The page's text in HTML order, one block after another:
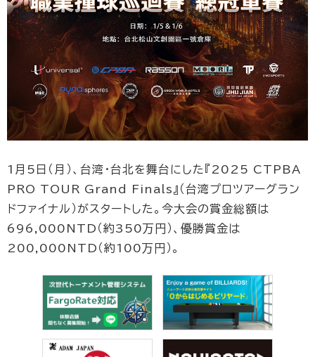
1月5日（月）、台湾・台北を舞台にした『2025 CTPBA
PRO TOUR Grand Finals』（台湾プロツアーグラン
ドファイナル）がスタートした。今大会の賞金総額は
696,000NTD（約350万円）、優勝賞金は
200,000NTD（約100万円）。